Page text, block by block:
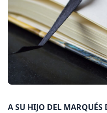
A SU HIJO DEL